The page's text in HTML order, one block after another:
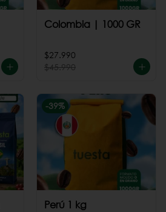
Colombia | 1000 GR
$27.990
$45.990
-39%
Perú 1 kg